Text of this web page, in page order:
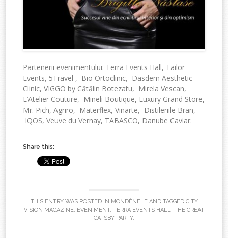
Partenerii evenimentului: Terra Events Hall, Tailor
Events, 5Travel , Bio Ortoclinic, Dasdem Aesthetic
Clinic, VIGGO by Cătălin Botezatu, Mirela Vescan,
L’Atelier Couture, Mineli Boutique, Luxury Grand Store,
Mr. Pich, Agriro, Materflex, Vinarte, Distileriile Bran,
IQOS, Veuve du Vernay, TABASCO, Danube Caviar.
Share this:
THIS ENTRY WAS POSTED IN MONDÈNELEAND TAGGED CITY
VISION MAGAZINE, EVENIMENT, TERRA EVENTS HALL, THE GREAT
GATSBY PARTY.